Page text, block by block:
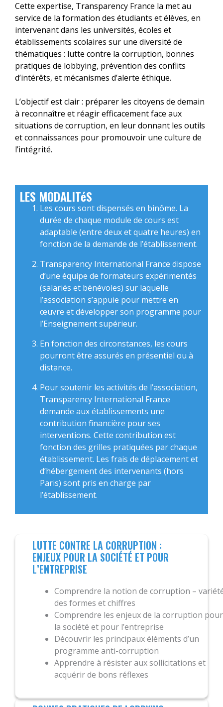
Cette expertise, Transparency France la met au
service de la formation des étudiants et élèves, en
intervenant dans les universités, écoles et
établissements scolaires sur une diversité de
thématiques : lutte contre la corruption, bonnes
pratiques de lobbying, prévention des conflits
d’intérêts, et mécanismes d’alerte éthique.
L’objectif est clair : préparer les citoyens de demain
à reconnaître et réagir efficacement face aux
situations de corruption, en leur donnant les outils
et connaissances pour promouvoir une culture de
l’intégrité.
LES MODALITéS
Les cours sont dispensés en binôme. La
durée de chaque module de cours est
adaptable (entre deux et quatre heures) en
fonction de la demande de l’établissement.
Transparency International France dispose
d’une équipe de formateurs expérimentés
(salariés et bénévoles) sur laquelle
l’association s’appuie pour mettre en
œuvre et développer son programme pour
l’Enseignement supérieur.
En fonction des circonstances, les cours
pourront être assurés en présentiel ou à
distance.
Pour soutenir les activités de l’association,
Transparency International France
demande aux établissements une
contribution financière pour ses
interventions. Cette contribution est
fonction des grilles pratiquées par chaque
établissement. Les frais de déplacement et
d’hébergement des intervenants (hors
Paris) sont pris en charge par
l’établissement.
LUTTE CONTRE LA CORRUPTION :
ENJEUX POUR LA SOCIÉTÉ ET POUR
L’ENTREPRISE
Comprendre la notion de corruption –
des formes et chiffres
Comprendre les enjeux de la corruption pour
la société et pour l’entreprise
Découvrir les principaux éléments d’un
programme anti-corruption
Apprendre à résister aux sollicitations et
acquérir de bons réflexes